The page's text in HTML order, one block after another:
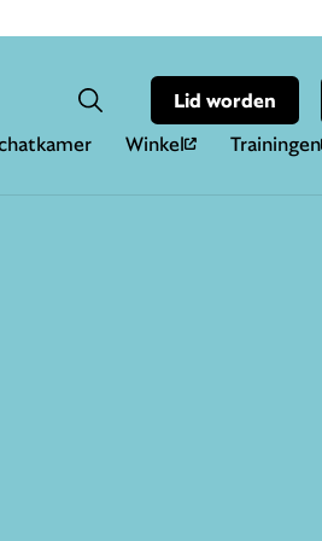
Winkel Trainingen
Zoeken
ZoekveldLid worden